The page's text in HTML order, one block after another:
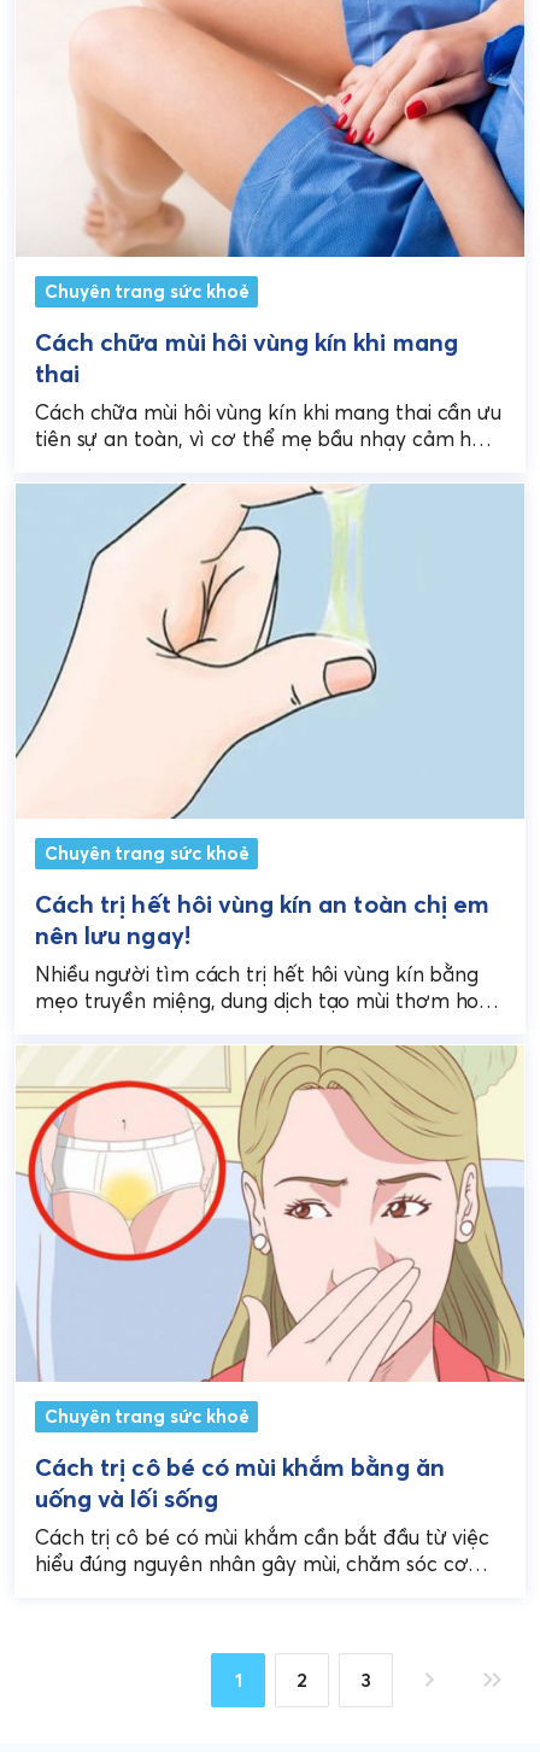
Chuyên trang sức khoẻ
Cách chữa mùi hôi vùng kín khi mang
thai
Cách chữa mùi hôi vùng kín khi mang thai cần ưu
tiên sự an toàn, vì cơ thể mẹ bầu nhạy cảm hơn
Chuyên trang sức khoẻ
Cách trị hết hôi vùng kín an toàn chị em
nên lưu ngay!
Nhiều người tìm cách trị hết hôi vùng kín bằng
mẹo truyền miệng, dung dịch tạo mùi thơm hoặc
Chuyên trang sức khoẻ
Cách trị cô bé có mùi khắm bằng ăn
uống và lối sống
Cách trị cô bé có mùi khắm cần bắt đầu từ việc
hiểu đúng nguyên nhân gây mùi, chăm sóc cơ
1 2 3